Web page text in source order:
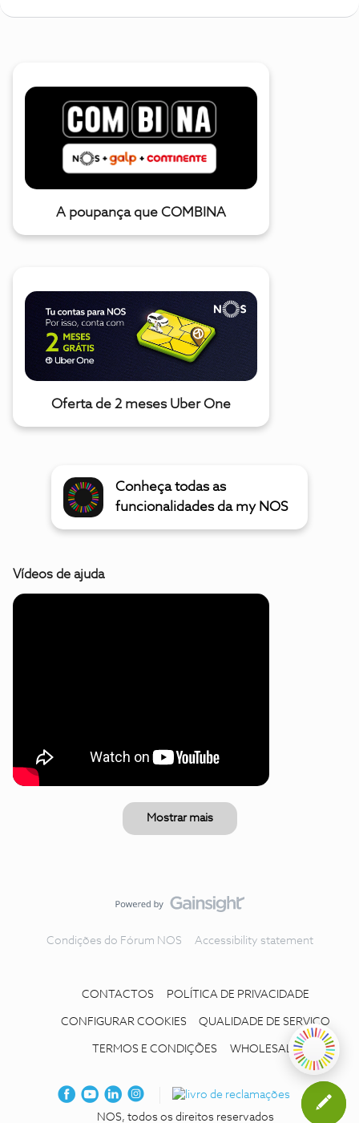
A poupança que COMBINA
Oferta de 2 meses Uber One
Conheça todas as
funcionalidades da my NOS
Vídeos de ajuda
Mostrar mais
Condições do Fórum NOS Accessibility statement
CONTACTOS POLÍTICA DE PRIVACIDADE
CONFIGURAR COOKIES QUALIDADE DE SERVIÇO
TERMOS E CONDIÇÕES WHOLESALE
NOS, todos os direitos reservados